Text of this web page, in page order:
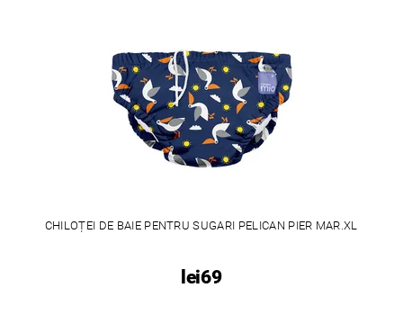
CHILOȚEI DE BAIE PENTRU SUGARI PELICAN PIER MAR.XL
lei69